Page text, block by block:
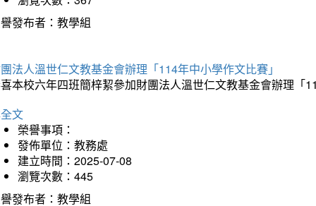
發布者：教學組
法人溫世仁文教基金會辦理「114年中小學作文比賽」
本校六年四班簡梓絜參加財團法人溫世仁文教基金會辦理「
文
榮譽事項：
發佈單位：教務處
建立時間：2025-07-08
瀏覽次數：445
發布者：教學組